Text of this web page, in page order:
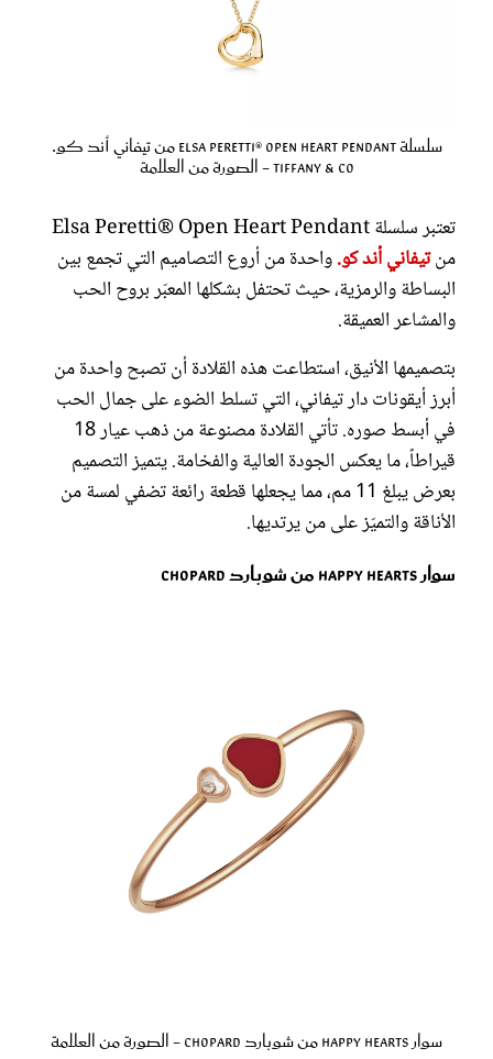
سلسلة Elsa Peretti® Open Heart Pendant من تيفاني أند كو.
Tiffany & Co - الصورة من العلامة
تعتبر سلسلة Elsa Peretti® Open Heart Pendant
منتيفاني أند كو.واحدة من أروع التصاميم التي تجمع بين
البساطة والرمزية، حيث تحتفل بشكلها المعبّر بروح الحب
والمشاعر العميقة.
بتصميمها الأنيق، استطاعت هذه القلادة أن تصبح واحدة من
أبرز أيقونات دار تيفاني، التي تسلط الضوء على جمال الحب
في أبسط صوره. تأتي القلادة مصنوعة من ذهب عيار 18
قيراطاً، ما يعكس الجودة العالية والفخامة. يتميز التصميم
بعرض يبلغ 11 مم، مما يجعلها قطعة رائعة تضفي لمسة من
الأناقة والتميّز على من يرتديها.
سوار Happy Hearts من شوبارد Chopard
سوار Happy Hearts من شوبارد Chopard - الصورة من العلامة